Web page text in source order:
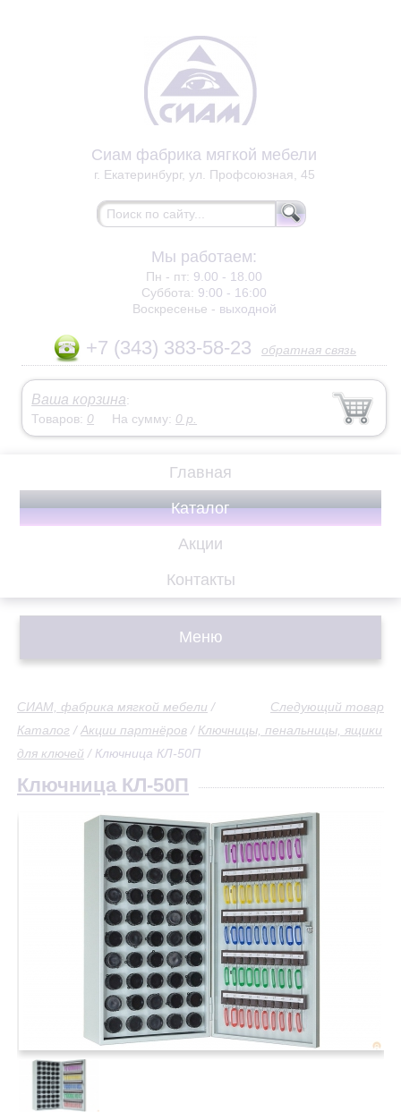
Сиам фабрика мягкой мебели
г. Екатеринбург, ул. Профсоюзная, 45
Мы работаем:
Пн - пт: 9.00 - 18.00
Суббота: 9:00 - 16:00
Воскресенье - выходной
+7 (343) 383-58-23 обратная связь
Ваша корзина:
Товаров: 0 На сумму: 0 р.
Главная
Каталог
Акции
Контакты
Меню
Следующий товар
СИАМ, фабрика мягкой мебели /
Каталог /Акции партнёров / Ключницы, пенальницы, ящики
для ключей / Ключница КЛ-50П
Ключница КЛ-50П